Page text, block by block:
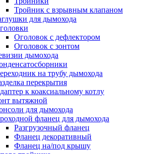
Тройник с взрывным клапаном
для дымохода
Оголовок с дефлектором
Оголовок с зонтом
дымохода
на трубу дымохода
перекрытия
к коаксиальному котлу
вытяжной
для дымохода
фланец для дымохода
Разгрузочный фланец
Фланец декоративный
Фланец на/под крышу